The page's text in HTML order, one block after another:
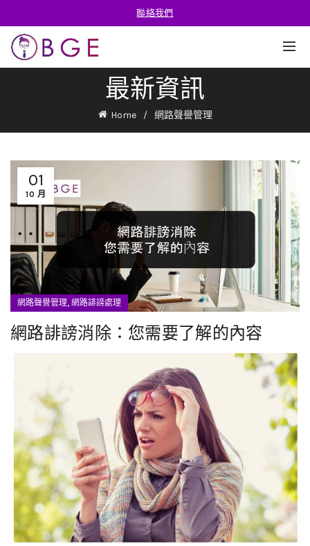
聯絡我們
最新資訊
Home 網路聲譽管理
01
10 月
網路聲譽管理, 網路誹謗處理
網路誹謗消除：您需要了解的內容